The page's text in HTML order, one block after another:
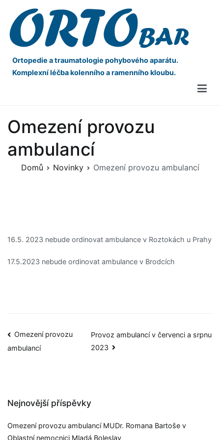
Ortopedie a traumatologie pohybového aparátu.
Komplexní léčba kolenního a ramenního kloubu.
Omezení provozu
ambulancí
Domů Novinky Omezení provozu ambulancí
16.5. 2023 nebude ordinovat ambulance v Roztokách u Prahy
17.5.2023 nebude ordinovat ambulance v Brodcích
Omezení provozu
ambulancí
Provoz ambulancí v červenci a srpnu
2023
Nejnovější příspěvky
Omezení provozu ambulancí MUDr. Romana Bartoše v
Oblastní nemocnici Mladá Boleslav